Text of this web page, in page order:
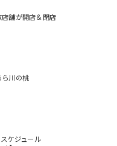
舗が開店＆閉店
川の桃
ケジュール